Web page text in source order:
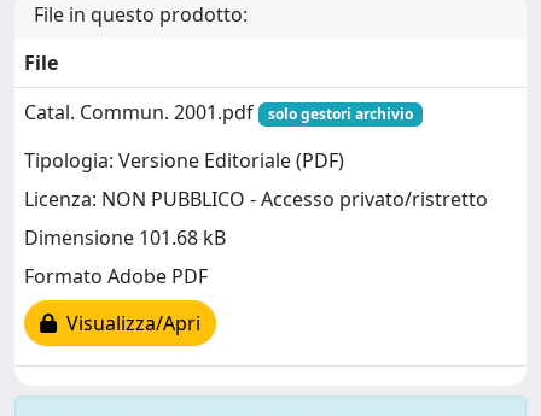
File in questo prodotto:
File
Catal. Commun. 2001.pdf
solo gestori archivio
Tipologia: Versione Editoriale (PDF)
Licenza: NON PUBBLICO - Accesso privato/ristretto
Dimensione 101.68 kB
Formato Adobe PDF
Visualizza/Apri